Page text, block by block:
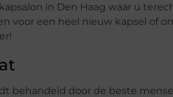
in Den Haag waar u
voor een heel nieuw kapsel of
behandeld door de beste